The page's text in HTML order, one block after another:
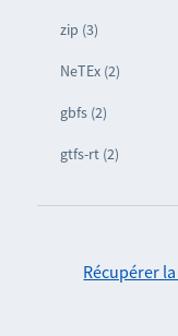
zip (3)
NeTEx (2)
gbfs (2)
gtfs-rt (2)
Récupérer